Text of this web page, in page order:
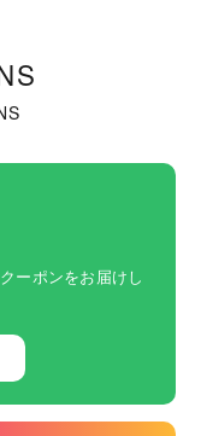
ーポンをお届けし